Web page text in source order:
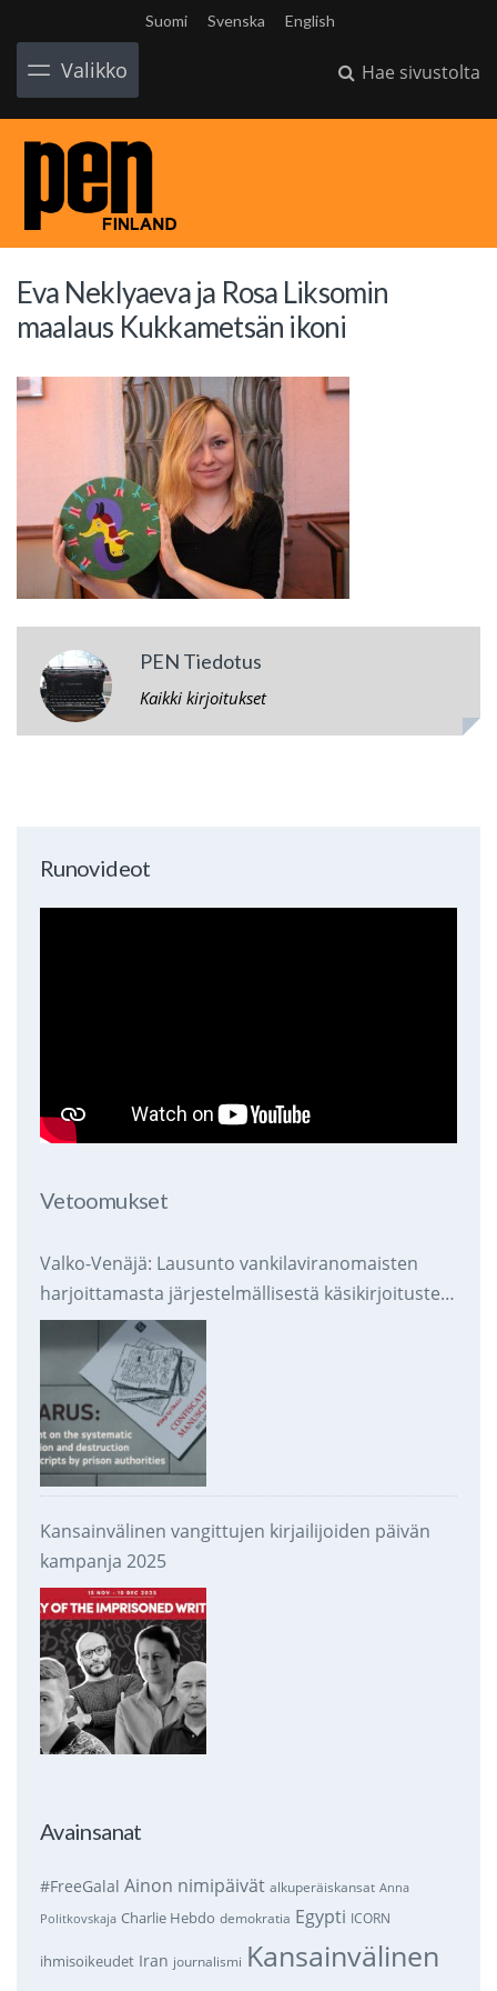
Suomi Svenska English
Valikko Hae sivustolta
Eva Neklyaeva ja Rosa Liksomin
maalaus Kukkametsän ikoni
PEN Tiedotus
Kaikki kirjoitukset
Runovideot
Vetoomukset
Valko-Venäjä: Lausunto vankilaviranomaisten
harjoittamasta järjestelmällisestä käsikirjoitusten
takavarikoinnista ja tuhoamisesta
Kansainvälinen vangittujen kirjailijoiden päivän
kampanja 2025
Avainsanat
#FreeGalal Ainon nimipäivät alkuperäiskansat Anna
Politkovskaja Charlie Hebdo demokratia Egypti ICORN
ihmisoikeudet Iran journalismi Kansainvälinen